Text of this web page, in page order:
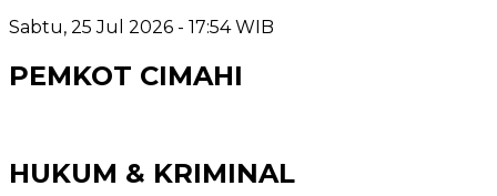
Sabtu, 25 Jul 2026 - 17:54 WIB
PEMKOT CIMAHI
HUKUM & KRIMINAL